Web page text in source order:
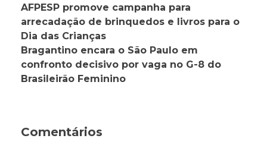
AFPESP promove campanha para
arrecadação de brinquedos e livros para o
Dia das Crianças
Bragantino encara o São Paulo em
confronto decisivo por vaga no G-8 do
Brasileirão Feminino
Comentários